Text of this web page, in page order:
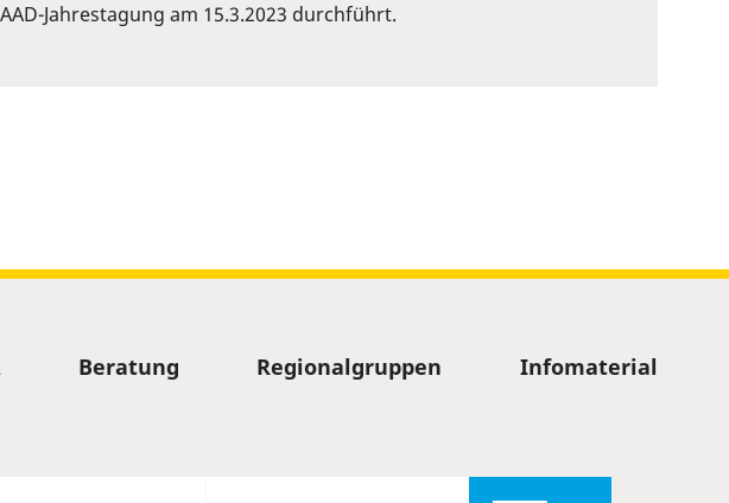
Jahrestagung am 15.3.2023 durchführt.
Beratung Regionalgruppen Infomaterial